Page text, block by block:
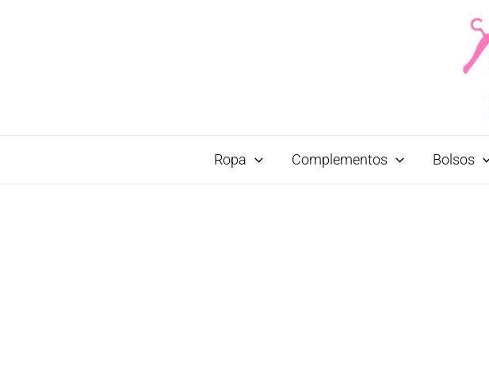
Ropa Complementos Bolsos